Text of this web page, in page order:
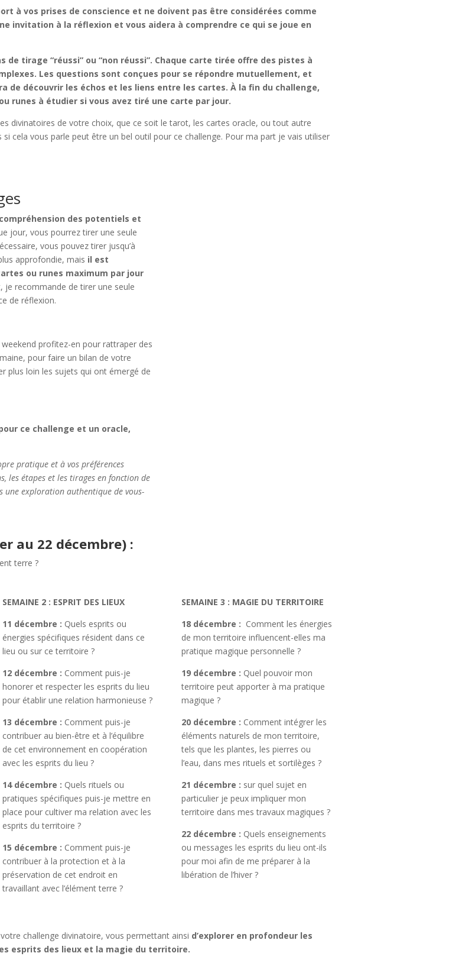
à vos prises de conscience et ne doivent pas être considérées comme
invitation à la réflexion et vous aidera à comprendre ce qui se joue en
de tirage “réussi” ou “non réussi”. Chaque carte tirée offre des pistes à
Les questions sont conçues pour se répondre mutuellement, et
de découvrir les échos et les liens entre les cartes. À la fin du challenge,
runes à étudier si vous avez tiré une carte par jour.
divinatoires de votre choix, que ce soit le tarot, les cartes oracle, ou tout autre
si cela vous parle peut être un bel outil pour ce challenge. Pour ma part je vais utiliser
des potentiels et
jour, vous pourrez tirer une seule
vous pouvez tirer jusqu’à
approfondie, mais il est
ou runes maximum par jour
je recommande de tirer une seule
de réflexion.
weekend profitez-en pour rattraper des
pour faire un bilan de votre
plus loin les sujets qui ont émergé de
ce challenge et un oracle,
pratique et à vos préférences
les étapes et les tirages en fonction de
une exploration authentique de vous-
au 22 décembre) :
terre ?
SEMAINE 2 : ESPRIT DES LIEUX
11 décembre : Quels esprits ou
énergies spécifiques résident dans ce
lieu ou sur ce territoire ?
12 décembre : Comment puis-je
honorer et respecter les esprits du lieu
pour établir une relation harmonieuse ?
13 décembre : Comment puis-je
contribuer au bien-être et à l’équilibre
de cet environnement en coopération
avec les esprits du lieu ?
14 décembre : Quels rituels ou
pratiques spécifiques puis-je mettre en
place pour cultiver ma relation avec les
esprits du territoire ?
15 décembre : Comment puis-je
contribuer à la protection et à la
préservation de cet endroit en
travaillant avec l’élément terre ?
SEMAINE 3 : MAGIE DU TERRITOIRE
18 décembre : Comment les énergies
de mon territoire influencent-elles ma
pratique magique personnelle ?
19 décembre : Quel pouvoir mon
territoire peut apporter à ma pratique
magique ?
20 décembre : Comment intégrer les
éléments naturels de mon territoire,
tels que les plantes, les pierres ou
l’eau, dans mes rituels et sortilèges ?
21 décembre : sur quel sujet en
particulier je peux impliquer mon
territoire dans mes travaux magiques ?
22 décembre : Quels enseignements
ou messages les esprits du lieu ont-ils
pour moi afin de me préparer à la
libération de l’hiver ?
challenge divinatoire, vous permettant ainsi d’explorer en profondeur les
esprits des lieux et la magie du territoire.